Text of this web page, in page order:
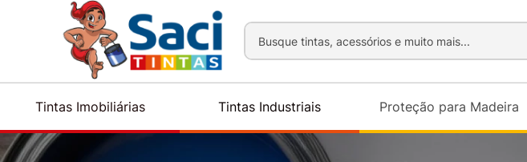
Busque tintas, acessórios e muito mais...
Tintas Imobiliárias Tintas Industriais Proteção para Madeira